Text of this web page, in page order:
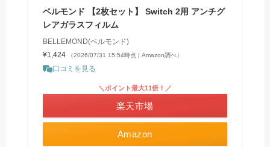
ベルモンド 【2枚セット】 Switch 2用 アンチグ
レアガラスフィルム
BELLEMOND(ベルモンド)
¥1,424
（2026/07/31 15:54時点 | Amazon調べ）
口コミを見る
Amazon
＼ポイント最大11倍！／
楽天市場